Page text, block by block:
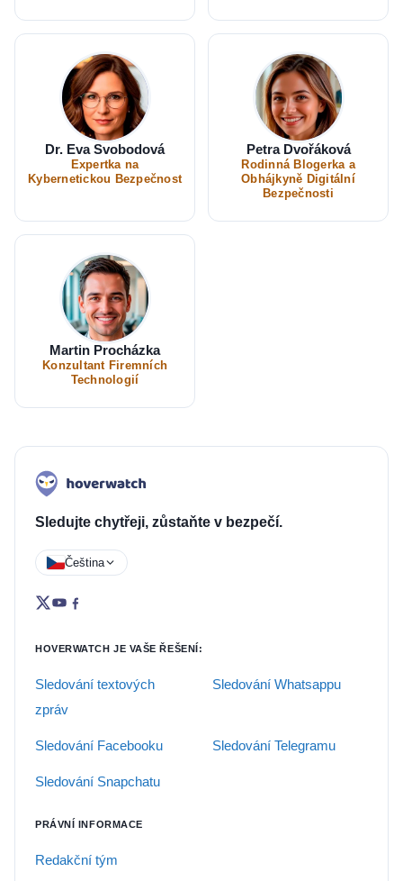
Dr. Eva Svobodová
Expertka na
Kybernetickou Bezpečnost
Petra Dvořáková
Rodinná Blogerka a
Obhájkyně Digitální
Bezpečnosti
Martin Procházka
Konzultant Firemních
Technologií
Sledujte chytřeji, zůstaňte v bezpečí.
Čeština
HOVERWATCH JE VAŠE ŘEŠENÍ:
Sledování textových
zpráv
Sledování Whatsappu
Sledování Facebooku Sledování Telegramu
Sledování Snapchatu
PRÁVNÍ INFORMACE
Redakční tým